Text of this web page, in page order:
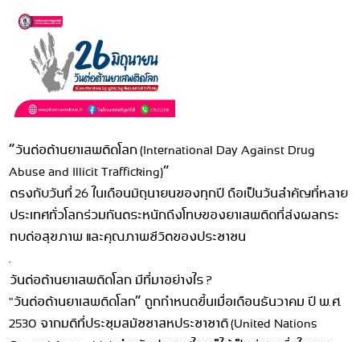
“วันต่อต้านยาเสพติดโลก (International Day Against Drug
Abuse and Illicit Trafficking)”
ตรงกับวันที่ 26 ในเดือนมิถุนายนของทุกปี ถือเป็นวันสำคัญที่หลาย
ประเทศทั่วโลกร่วมกันตระหนักถึงโทษของยาเสพติดที่ส่งผลกระ
ทบต่อสุขภาพ และคุณภาพชีวิตของประชาชน
.
วันต่อต้านยาเสพติดโลก มีที่มาอย่างไร ?
"วันต่อต้านยาเสพติดโลก” ถูกกำหนดขึ้นเมื่อเดือนธันวาคม ปี พ.ศ.
2530 จากมติที่ประชุมสมัชชาสหประชาชาติ (United Nations